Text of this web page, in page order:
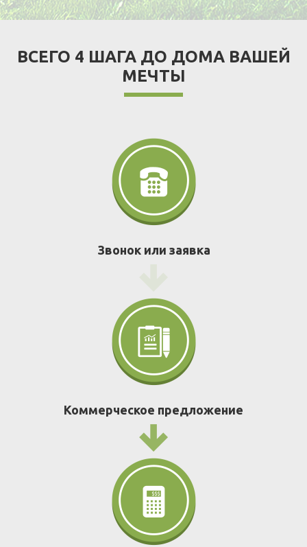
ВСЕГО 4 ШАГА ДО ДОМА ВАШЕЙ
МЕЧТЫ
Звонок или заявка
Коммерческое предложение